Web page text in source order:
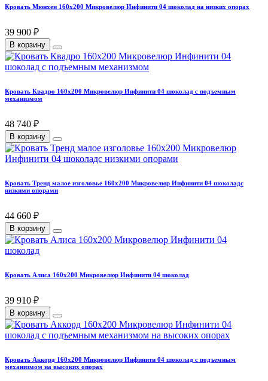
Кровать Мюнхен 160х200 Микровелюр Инфинити 04 шоколад на низких опорах
39 900 ₽
В корзину
Кровать Квадро 160х200 Микровелюр Инфинити 04 шоколад с подъемным
механизмом
48 740 ₽
В корзину
Кровать Тренд малое изголовье 160х200 Микровелюр Инфинити 04 шоколадс
низкими опорами
44 660 ₽
В корзину
Кровать Алиса 160х200 Микровелюр Инфинити 04 шоколад
39 910 ₽
В корзину
Кровать Аккорд 160х200 Микровелюр Инфинити 04 шоколад с подъемным
механизмом на высоких опорах